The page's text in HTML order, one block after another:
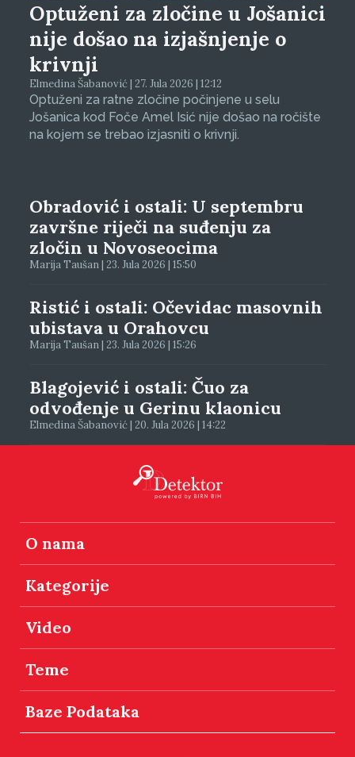
Optuženi za zločine u Jošanici
nije došao na izjašnjenje o
krivnji
Elmedina Šabanović | 27. Jula 2026 | 12:12
Optuženi za ratne zločine počinjene u selu
Jošanica kod Foče Amel Isić nije došao na ročište
na kojem se trebao izjasniti o krivnji.
Obradović i ostali: U septembru
završne riječi na suđenju za
zločin u Novoseocima
Marija Taušan | 23. Jula 2026 | 15:50
Ristić i ostali: Očevidac masovnih
ubistava u Orahovcu
Marija Taušan | 23. Jula 2026 | 15:26
Blagojević i ostali: Čuo za
odvođenje u Gerinu klaonicu
Elmedina Šabanović | 20. Jula 2026 | 14:22
O nama
Kategorije
Video
Teme
Baze Podataka